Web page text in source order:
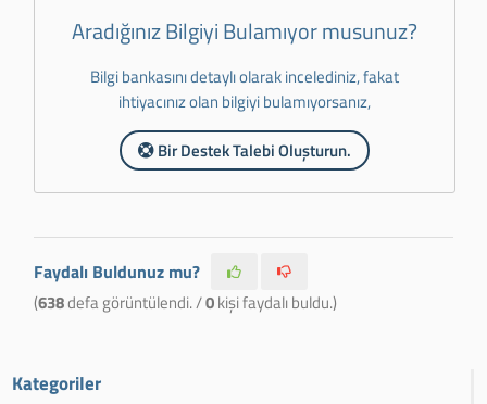
Aradığınız Bilgiyi Bulamıyor musunuz?
Bilgi bankasını detaylı olarak incelediniz, fakat
ihtiyacınız olan bilgiyi bulamıyorsanız,
Bir Destek Talebi Oluşturun.
Faydalı Buldunuz mu?
(638defa görüntülendi. /0kişi faydalı buldu.)
Kategoriler